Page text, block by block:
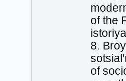
of the
8.
of